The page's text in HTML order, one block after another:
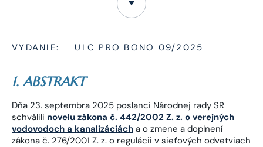
VYDANIE: ULC PRO BONO 09/2025
1. ABSTRAKT
Dňa 23. septembra 2025 poslanci Národnej rady SR
schválili novelu zákona č. 442/2002 Z. z. o verejných
vodovodoch a kanalizáciách a o zmene a doplnení
zákona č. 276/2001 Z. z. o regulácii v sieťových odvetviach